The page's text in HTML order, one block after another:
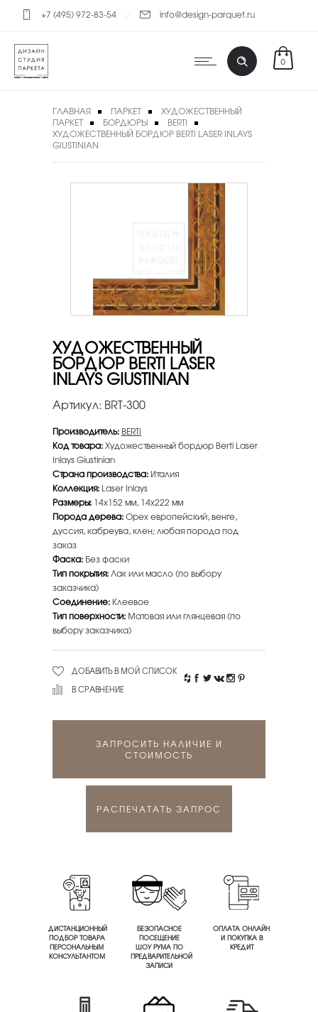
+7 (495) 972-83-54 info@design-parquet.ru
0
ГЛАВНАЯ ПАРКЕТ
ХУДОЖЕСТВЕННЫЙ
ПАРКЕТ
БОРДЮРЫ
BERTI
ХУДОЖЕСТВЕННЫЙ БОРДЮР BERTI LASER INLAYS
GIUSTINIAN
ХУДОЖЕСТВЕННЫЙ
БОРДЮР BERTI LASER
INLAYS GIUSTINIAN
Артикул: BRT-300
Производитель: BERTI
Код товара:Художественный бордюр Berti Laser
Inlays Giustinian
Страна производства: Италия
Коллекция: Laser Inlays
Размеры: 14х152 мм, 14х222 мм
Порода дерева:Орех европейский, венге,
дуссия, кабреува, клен; любая порода под
заказ
Фаска: Без фаски
Тип покрытия:Лак или масло (по выбору
заказчика)
Соединение: Клеевое
Тип поверхности: Матовая или глянцевая (по
выбору заказчика)
ДОБАВИТЬ В МОЙ СПИСОК
В СРАВНЕНИЕ
ЗАПРОСИТЬ НАЛИЧИЕ И
СТОИМОСТЬ
РАСПЕЧАТАТЬ ЗАПРОС
ДИСТАНЦИОННЫЙ
ПОДБОР ТОВАРА
ПЕРСОНАЛЬНЫМ
КОНСУЛЬТАНТОМ
БЕЗОПАСНОЕ
ПОСЕЩЕНИЕ
ШОУ РУМА ПО
ПРЕДВАРИТЕЛЬНОЙ
ЗАПИСИ
ОПЛАТА ОНЛАЙН
И ПОКУПКА В
КРЕДИТ